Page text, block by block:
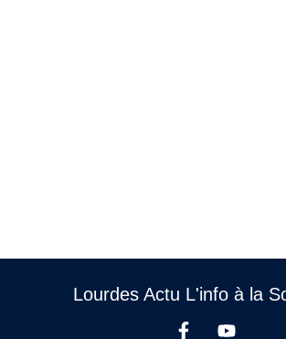
Lourdes Actu L'info à la